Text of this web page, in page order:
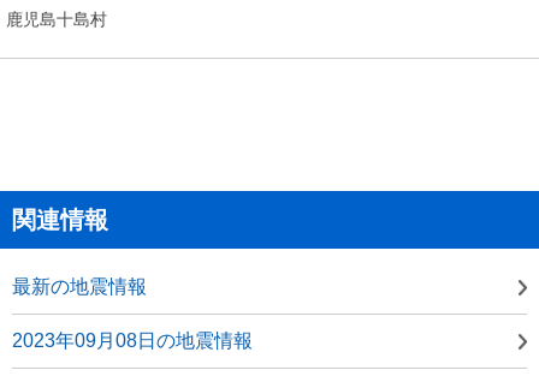
鹿児島十島村
関連情報
最新の地震情報
2023年09月08日の地震情報